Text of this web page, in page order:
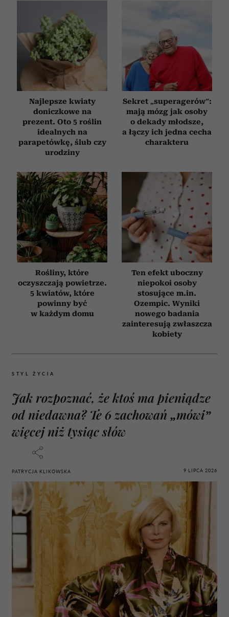
Najlepsze kwiaty
doniczkowe na
prezent. Oto 5 roślin
idealnych na
parapetówkę, ślub czy
urodziny
Sekret „superagerów”:
mają mózg jak osoby
o dekady młodsze,
a łączy ich jedna cecha
charakteru
Rośliny, które
oczyszczają powietrze.
5 kwiatów, które
powinny być
w każdym domu
Ten efekt uboczny
niepokoi osoby
stosujące m.in.
Ozempic. Wyniki
nowego badania
zainteresują zwłaszcza
kobiety
STYL ŻYCIA
Jak rozpoznać, że ktoś ma pieniądze
od niedawna? Te 6 zachowań „mówi”
więcej niż tysiąc słów
PATRYCJA KLIKOWSKA 9 LIPCA 2026